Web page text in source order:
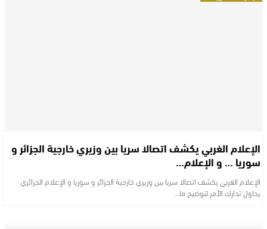
الإعلام الغربي يكشف اتصالا سريا بين وزيري خارجية الجزائر و
سوريا … و الإعلام…
الإعلام الغربي يكشف اتصالا سريا بين وزيري خارجية الجزائر و سوريا و الإعلام الجزائري
يحاول تدارك الأمر لتوضيح ما…